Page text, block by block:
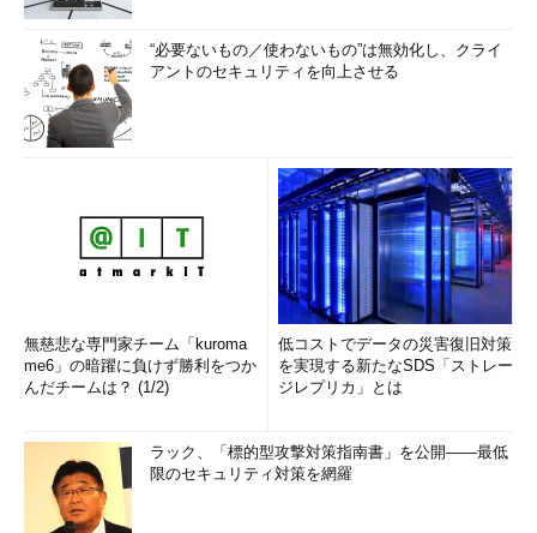
“必要ないもの／使わないもの”は無効化し、クライ
アントのセキュリティを向上させる
無慈悲な専門家チーム「kuroma
me6」の暗躍に負けず勝利をつか
んだチームは？ (1/2)
低コストでデータの災害復旧対策
を実現する新たなSDS「ストレー
ジレプリカ」とは
ラック、「標的型攻撃対策指南書」を公開――最低
限のセキュリティ対策を網羅